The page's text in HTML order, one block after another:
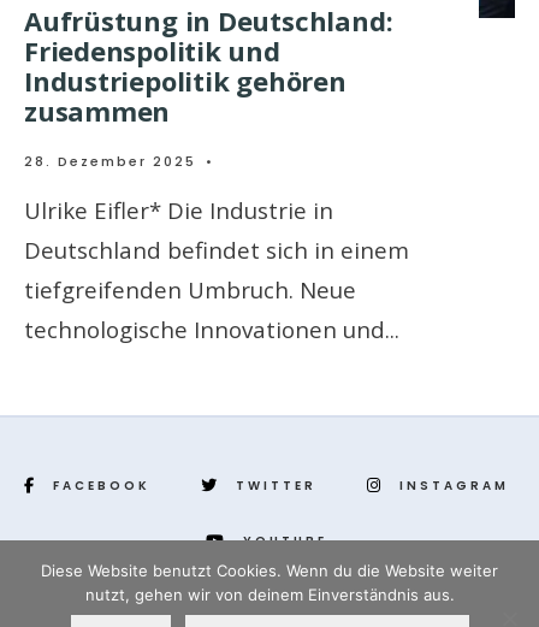
Aufrüstung in Deutschland:
Friedenspolitik und
Industriepolitik gehören
zusammen
28. Dezember 2025 •
Ulrike Eifler* Die Industrie in
Deutschland befindet sich in einem
tiefgreifenden Umbruch. Neue
technologische Innovationen und...
FACEBOOK TWITTER INSTAGRAM
YOUTUBE
Diese Website benutzt Cookies. Wenn du die Website weiter
nutzt, gehen wir von deinem Einverständnis aus.